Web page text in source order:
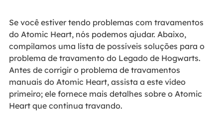
Se você estiver tendo problemas com travamentos
do Atomic Heart, nós podemos ajudar. Abaixo,
compilamos uma lista de possíveis soluções para o
problema de travamento do Legado de Hogwarts.
Antes de corrigir o problema de travamentos
manuais do Atomic Heart, assista a este vídeo
primeiro; ele fornece mais detalhes sobre o Atomic
Heart que continua travando.